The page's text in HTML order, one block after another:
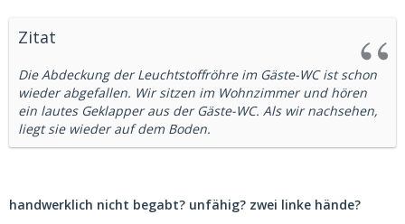
Zitat
Die Abdeckung der Leuchtstoffröhre im Gäste-WC ist schon
wieder abgefallen. Wir sitzen im Wohnzimmer und hören
ein lautes Geklapper aus der Gäste-WC. Als wir nachsehen,
liegt sie wieder auf dem Boden.
handwerklich nicht begabt? unfähig? zwei linke hände?